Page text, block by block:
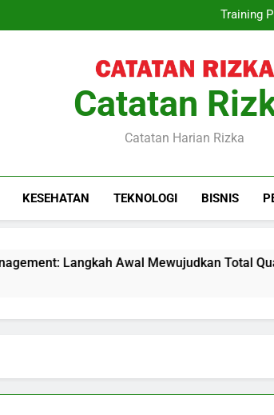
Training
Training
Peran
Catatan
Catatan Harian Rizka
KESEHATAN TEKNOLOGI BISNIS
Langkah Awal Mewujudkan Total